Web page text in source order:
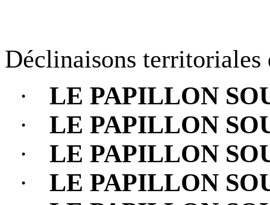
Déclinaisons territoriales
·
LE PAPILLON
·
LE PAPILLON
·
LE PAPILLON
·
LE PAPILLON